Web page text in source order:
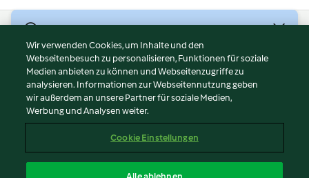
Nutzungsbedingungen
Datenschutzrichtlinien
Disclaimer
Impressum
Inhalt melden
Wir verwenden Cookies, um Inhalte und den
Webseitenbesuch zu personalisieren, Funktionen für soziale
Medien anbieten zu können und Webseitenzugriffe zu
analysieren. Informationen zur Webseitennutzung geben
wir außerdem an unsere Partner für soziale Medien,
Werbung und Analysen weiter.
Cookie Einstellungen